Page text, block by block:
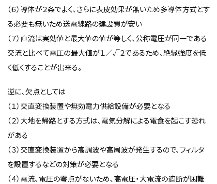
（６）導体が２条でよく、さらに表皮効果が無いため多導体方式とす
る必要も無いため送電線路の建設費が安い
（７）直流は実効値と最大値の値が等しく、公称電圧が同一である
交流と比べて電圧の最大値が１／√２であるため、絶縁強度を低
く低くすることが出来る。
逆に、欠点としては
（１）交直変換装置や無効電力供給設備が必要となる
（２）大地を帰路とする方式は、電気分解による電食を起こす恐れ
がある
（３）交直変換装置から高調波や高周波が発生するので、フィルタ
を設置するなどの対策が必要となる
（４）電流、電圧の零点がないため、高電圧・大電流の遮断が困難